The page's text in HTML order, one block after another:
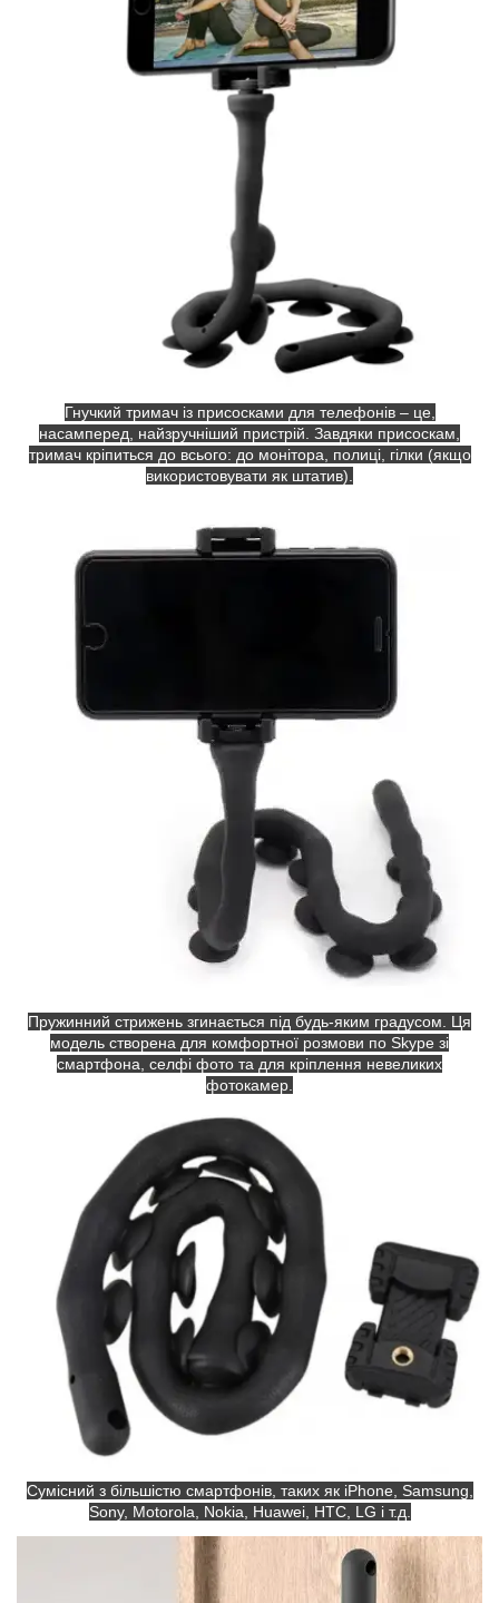
Гнучкий тримач із присосками для телефонів – це,
насамперед, найзручніший пристрій. Завдяки присоскам,
тримач кріпиться до всього: до монітора, полиці, гілки (якщо
використовувати як штатив).
Пружинний стрижень згинається під будь-яким градусом. Ця
модель створена для комфортної розмови по Skype зі
смартфона, селфі фото та для кріплення невеликих
фотокамер.
Сумісний з більшістю смартфонів, таких як iPhone, Samsung,
Sony, Motorola, Nokia, Huawei, HTC, LG і т.д.